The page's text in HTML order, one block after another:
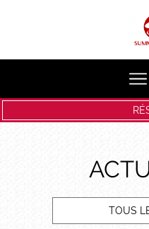
TOUS